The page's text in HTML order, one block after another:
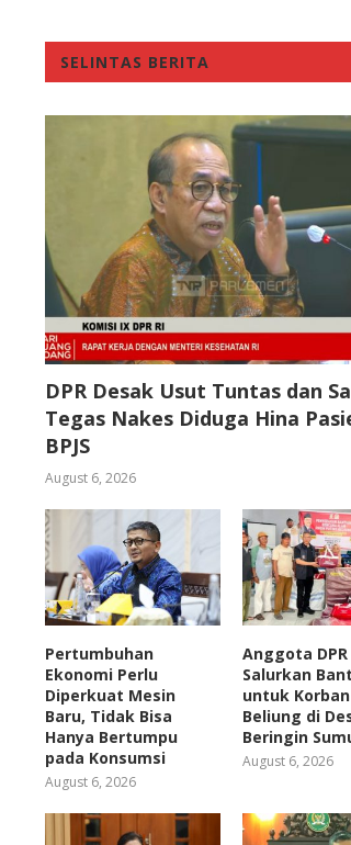
SELINTAS BERITA
DPR Desak Usut Tuntas dan
Tegas Nakes Diduga Hina
BPJS
August 6, 2026
Pertumbuhan
Ekonomi Perlu
Diperkuat Mesin
Baru, Tidak Bisa
Hanya Bertumpu
pada Konsumsi
August 6, 2026
Anggota DPR
Salurkan
untuk
Beliung di
Beringin
August 6, 2026